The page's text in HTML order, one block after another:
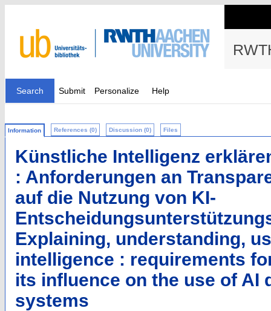
Search Submit Personalize Help
Information References (0) Discussion (0) Files
Künstliche Intelligenz
: Anforderungen an
auf die Nutzung von KI-
Explaining, understanding,
intelligence : requirements
its influence on the use of AI
systems